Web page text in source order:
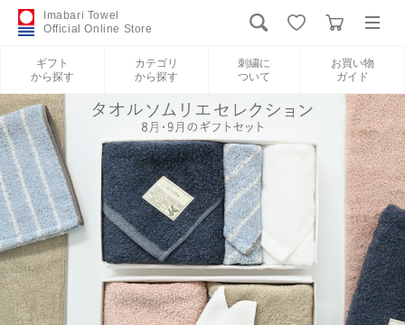
Imabari Towel
Official Online Store
ギフト
から探す
カテゴリ
から探す
刺繍に
ついて
お買い物
ガイド
新規会員登録
ギフトから探す
カテゴリから探す
刺繍について
お買い物ガイド